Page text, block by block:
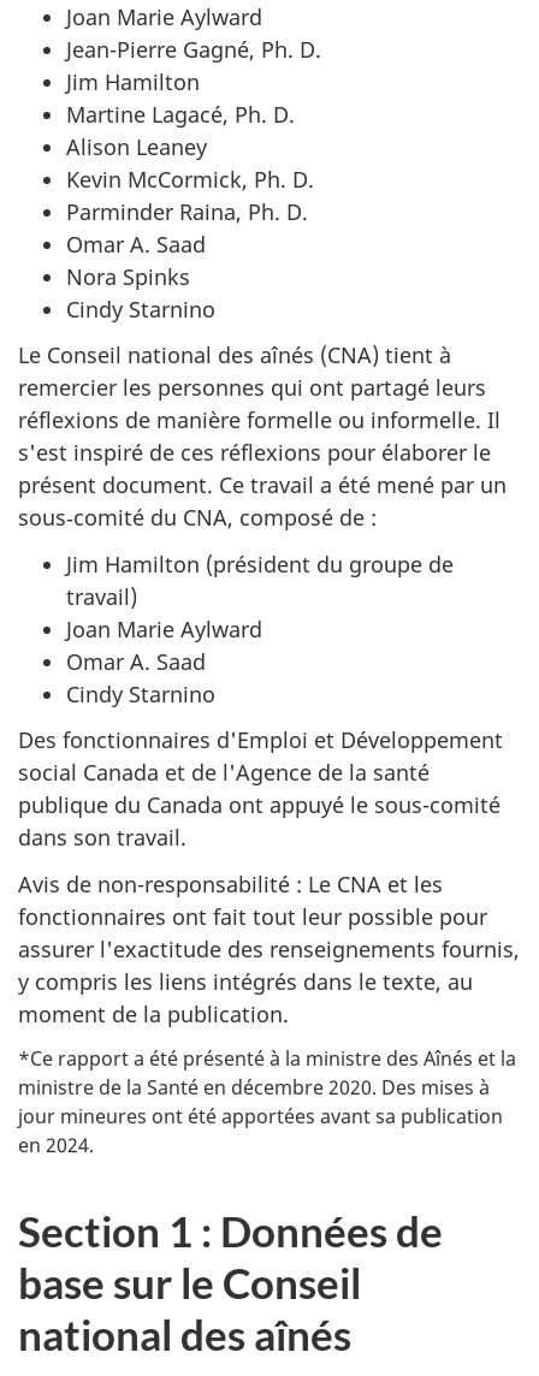
Joan Marie Aylward
Jean-Pierre Gagné, Ph. D.
Jim Hamilton
Martine Lagacé, Ph. D.
Alison Leaney
Kevin McCormick, Ph. D.
Parminder Raina, Ph. D.
Omar A. Saad
Nora Spinks
Cindy Starnino
Le Conseil national des aînés (CNA) tient à
remercier les personnes qui ont partagé leurs
réflexions de manière formelle ou informelle. Il
s'est inspiré de ces réflexions pour élaborer le
présent document. Ce travail a été mené par un
sous‑comité du CNA, composé de :
Jim Hamilton (président du groupe de
travail)
Joan Marie Aylward
Omar A. Saad
Cindy Starnino
Des fonctionnaires d'Emploi et Développement
social Canada et de l'Agence de la santé
publique du Canada ont appuyé le sous-comité
dans son travail.
Avis de non-responsabilité : Le CNA et les
fonctionnaires ont fait tout leur possible pour
assurer l'exactitude des renseignements fournis,
y compris les liens intégrés dans le texte, au
moment de la publication.
*Ce rapport a été présenté à la ministre des Aînés et la
ministre de la Santé en décembre 2020. Des mises à
jour mineures ont été apportées avant sa publication
en 2024.
Section 1 : Données de
base sur le Conseil
national des aînés